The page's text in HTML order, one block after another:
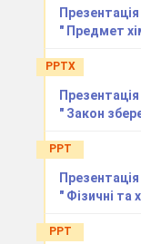
" Предмет
PPTX
" Закон
PPT
" Фізичні та
PPT